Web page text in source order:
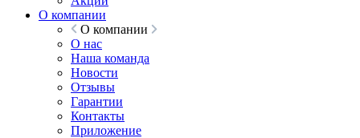
О компании
О компании
О нас
Наша команда
Новости
Отзывы
Гарантии
Контакты
Приложение